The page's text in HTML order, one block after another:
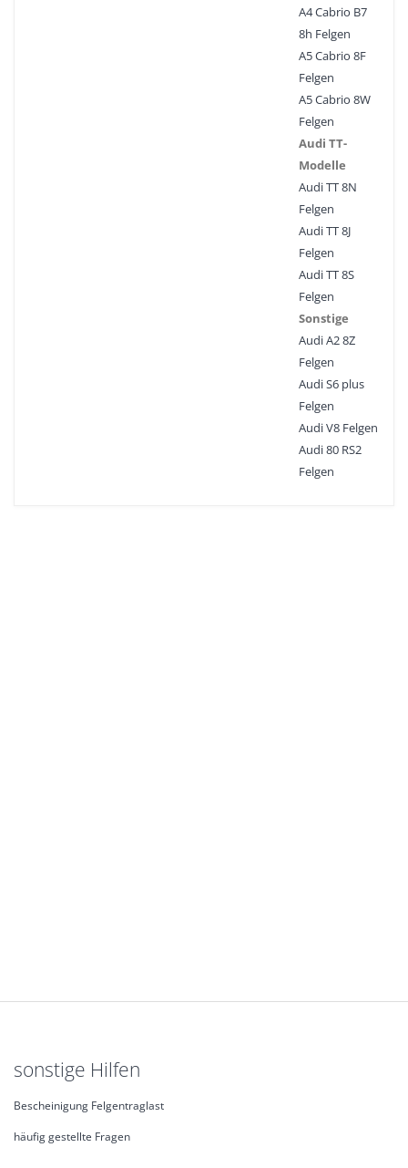
A4 Cabrio B7
8h Felgen
A5 Cabrio 8F
Felgen
A5 Cabrio 8W
Felgen
Audi TT-
Modelle
Audi TT 8N
Felgen
Audi TT 8J
Felgen
Audi TT 8S
Felgen
Sonstige
Audi A2 8Z
Felgen
Audi S6 plus
Felgen
Audi V8 Felgen
Audi 80 RS2
Felgen
sonstige Hilfen
Bescheinigung Felgentraglast
häufig gestellte Fragen